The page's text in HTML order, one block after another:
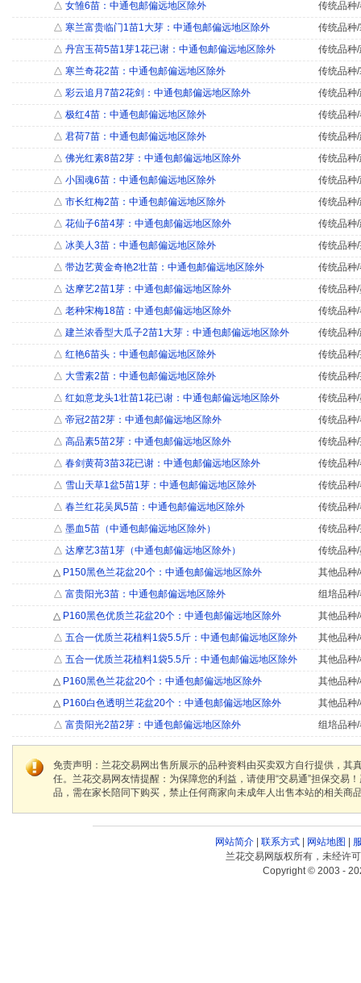
△ 女雏6苗：中通包邮偏远地区除外
传统品种
△ 寒兰富贵临门1苗1大芽：中通包邮偏远地区除外
传统品种
△ 丹宫玉荷5苗1芽1花已谢：中通包邮偏远地区除外
传统品种
△ 寒兰奇花2苗：中通包邮偏远地区除外
传统品种
△ 彩云追月7苗2花剑：中通包邮偏远地区除外
传统品种
△ 极红4苗：中通包邮偏远地区除外
传统品种
△ 君荷7苗：中通包邮偏远地区除外
传统品种
△ 佛光红素8苗2芽：中通包邮偏远地区除外
传统品种
△ 小国魂6苗：中通包邮偏远地区除外
传统品种
△ 市长红梅2苗：中通包邮偏远地区除外
传统品种
△ 花仙子6苗4芽：中通包邮偏远地区除外
传统品种
△ 冰美人3苗：中通包邮偏远地区除外
传统品种
△ 带边艺黄金奇艳2壮苗：中通包邮偏远地区除外
传统品种
△ 达摩艺2苗1芽：中通包邮偏远地区除外
传统品种
△ 老种宋梅18苗：中通包邮偏远地区除外
传统品种
△ 建兰浓香型大瓜子2苗1大芽：中通包邮偏远地区除外
传统品种
△ 红艳6苗头：中通包邮偏远地区除外
传统品种
△ 大雪素2苗：中通包邮偏远地区除外
传统品种
△ 红如意龙头1壮苗1花已谢：中通包邮偏远地区除外
传统品种
△ 帝冠2苗2芽：中通包邮偏远地区除外
传统品种
△ 高品素5苗2芽：中通包邮偏远地区除外
传统品种
△ 春剑黄荷3苗3花已谢：中通包邮偏远地区除外
传统品种
△ 雪山天草1盆5苗1芽：中通包邮偏远地区除外
传统品种
△ 春兰红花吴凤5苗：中通包邮偏远地区除外
传统品种
△ 墨血5苗（中通包邮偏远地区除外）
传统品种
△ 达摩艺3苗1芽（中通包邮偏远地区除外）
传统品种
△ P150黑色兰花盆20个：中通包邮偏远地区除外
其他品种
△ 富贵阳光3苗：中通包邮偏远地区除外
组培品种
△ P160黑色优质兰花盆20个：中通包邮偏远地区除外
其他品种
△ 五合一优质兰花植料1袋5.5斤：中通包邮偏远地区除外
其他品种
△ 五合一优质兰花植料1袋5.5斤：中通包邮偏远地区除外
其他品种
△ P160黑色兰花盆20个：中通包邮偏远地区除外
其他品种
△ P160白色透明兰花盆20个：中通包邮偏远地区除外
其他品种
△ 富贵阳光2苗2芽：中通包邮偏远地区除外 组培品种
免责声明：兰花交易网出售所展示的品种资料由买卖双方自行提供，
任。兰花交易网友情提醒：为保障您的利益，请使用“交易通”担保交
品，需在家长陪同下购买，禁止任何商家向未成年人出售本站的相关商
网站简介| 联系方式| 网站地图
兰花交易网版权所有，未经许
Copyright © 2003 -